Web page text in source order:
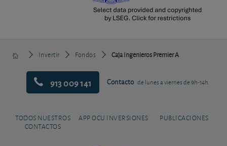
Invertir Fondos Caja Ingenieros Premier A
913 009 141 Contacto de lunes a viernes de 9h-14h
TODOS NUESTROS
CONTACTOS
APP OCU INVERSIONES PUBLICACIONES